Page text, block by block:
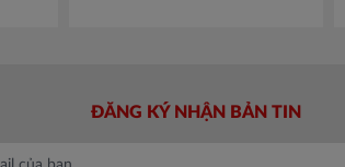
ĐĂNG KÝ NHẬN BẢN TIN